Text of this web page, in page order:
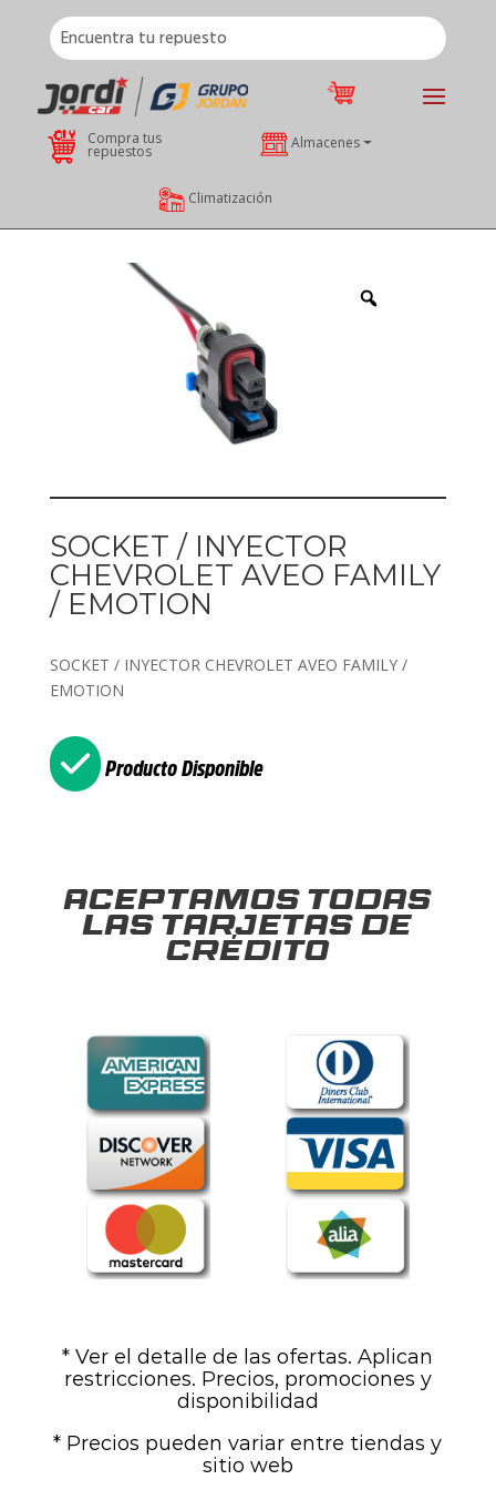
Compra tus
repuestos Almacenes
Climatización
SOCKET / INYECTOR
CHEVROLET AVEO FAMILY
/ EMOTION
SOCKET / INYECTOR CHEVROLET AVEO FAMILY /
EMOTION
Producto Disponible
Aceptamos todas
las tarjetas de
crédito
* Ver el detalle de las ofertas. Aplican
restricciones. Precios, promociones y
disponibilidad
* Precios pueden variar entre tiendas y
sitio web